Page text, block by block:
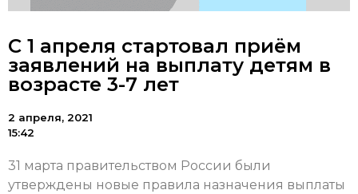
С 1 апреля стартовал приём
заявлений на выплату детям в
возрасте 3-7 лет
2 апреля, 2021
15:42
31 марта правительством России были
утверждены новые правила назначения выплаты